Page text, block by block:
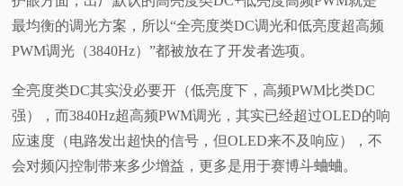
最均衡的调光方案，所以“全亮度类DC调光和低亮度超高频
PWM调光（3840Hz）”都被放在了开发者选项。
全亮度类DC其实没必要开（低亮度下，高频PWM比类DC
强），而3840Hz超高频PWM调光，其实已经超过OLED的响
应速度（电路发出超快的信号，但OLED来不及响应），不
会对频闪控制带来多少增益，更多是用于赛博斗蛐蛐。